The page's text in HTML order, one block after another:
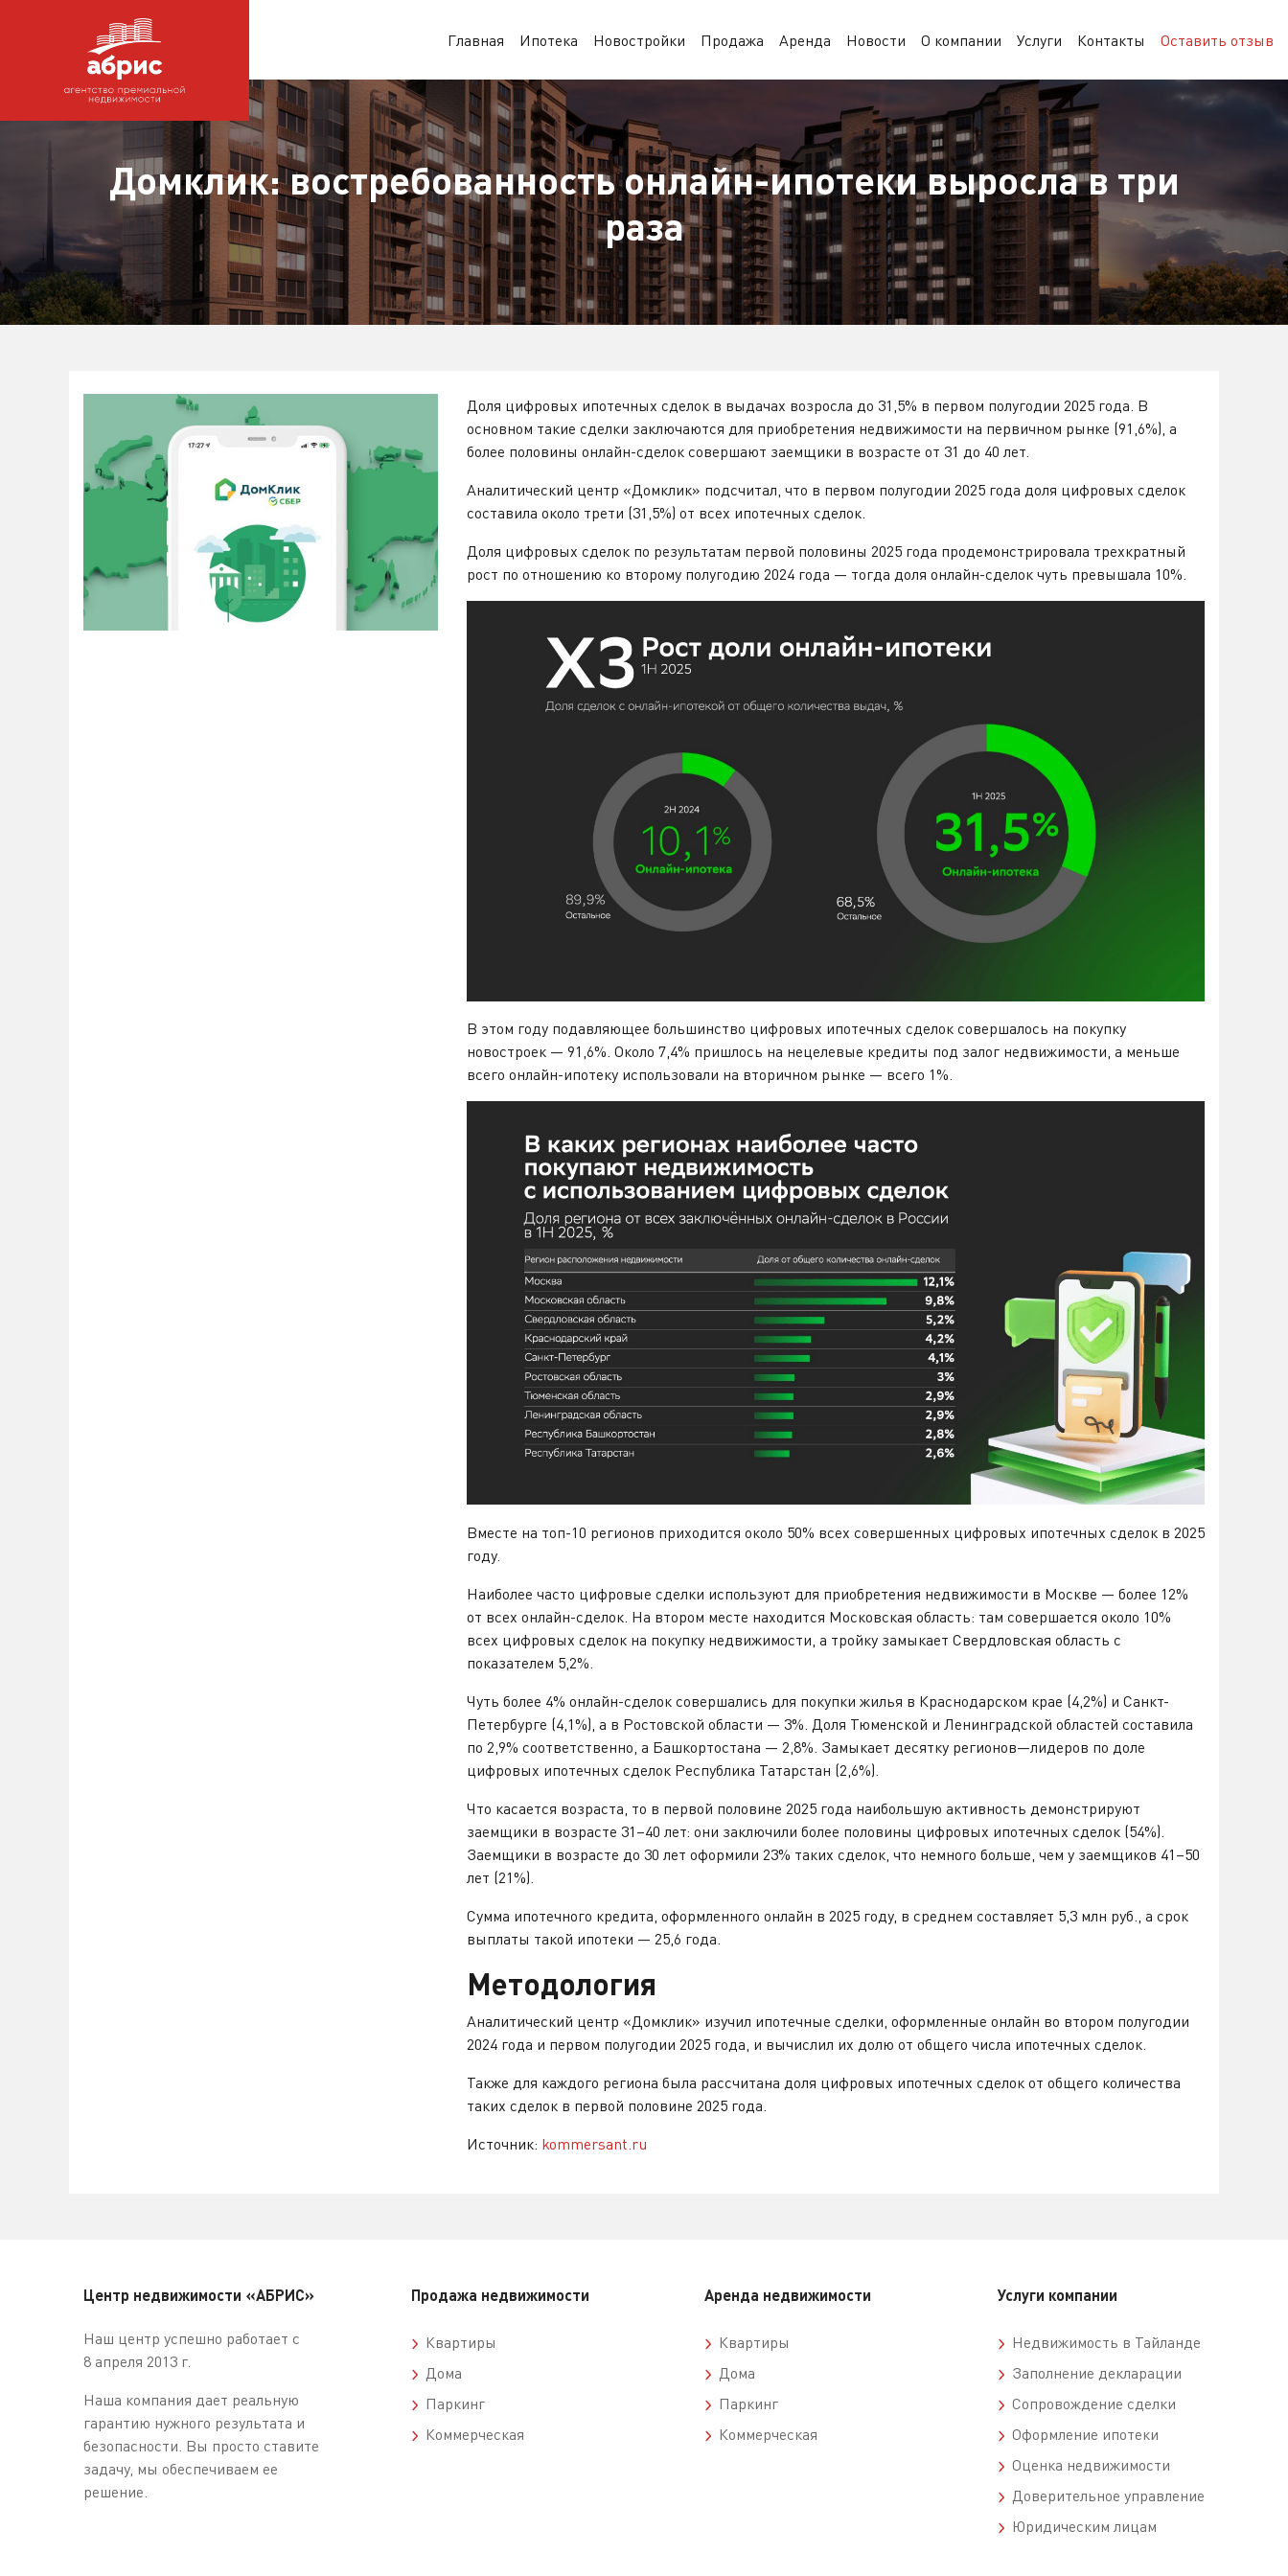
Главная Ипотека Новостройки Продажа Аренда Новости О компании Услуги Контакты Оставить отзыв
Домклик: востребованность онлайн-ипотеки выросла в три
раза
Доля цифровых ипотечных сделок в выдачах возросла до 31,5% в первом полугодии 2025 года. В
основном такие сделки заключаются для приобретения недвижимости на первичном рынке (91,6%), а
более половины онлайн-сделок совершают заемщики в возрасте от 31 до 40 лет.
Аналитический центр «Домклик» подсчитал, что в первом полугодии 2025 года доля цифровых сделок
составила около трети (31,5%) от всех ипотечных сделок.
Доля цифровых сделок по результатам первой половины 2025 года продемонстрировала трехкратный
рост по отношению ко второму полугодию 2024 года — тогда доля онлайн-сделок чуть превышала 10%.
В этом году подавляющее большинство цифровых ипотечных сделок совершалось на покупку
новостроек — 91,6%. Около 7,4% пришлось на нецелевые кредиты под залог недвижимости, а меньше
всего онлайн-ипотеку использовали на вторичном рынке — всего 1%.
Вместе на топ-10 регионов приходится около 50% всех совершенных цифровых ипотечных сделок в 2025
году.
Наиболее часто цифровые сделки используют для приобретения недвижимости в Москве — более 12%
от всех онлайн-сделок. На втором месте находится Московская область: там совершается около 10%
всех цифровых сделок на покупку недвижимости, а тройку замыкает Свердловская область с
показателем 5,2%.
Чуть более 4% онлайн-сделок совершались для покупки жилья в Краснодарском крае (4,2%) и Санкт-
Петербурге (4,1%), а в Ростовской области — 3%. Доля Тюменской и Ленинградской областей составила
по 2,9% соответственно, а Башкортостана — 2,8%. Замыкает десятку регионов—лидеров по доле
цифровых ипотечных сделок Республика Татарстан (2,6%).
Что касается возраста, то в первой половине 2025 года наибольшую активность демонстрируют
заемщики в возрасте 31–40 лет: они заключили более половины цифровых ипотечных сделок (54%).
Заемщики в возрасте до 30 лет оформили 23% таких сделок, что немного больше, чем у заемщиков 41–50
лет (21%).
Сумма ипотечного кредита, оформленного онлайн в 2025 году, в среднем составляет 5,3 млн руб., а срок
выплаты такой ипотеки — 25,6 года.
Методология
Аналитический центр «Домклик» изучил ипотечные сделки, оформленные онлайн во втором полугодии
2024 года и первом полугодии 2025 года, и вычислил их долю от общего числа ипотечных сделок.
Также для каждого региона была рассчитана доля цифровых ипотечных сделок от общего количества
таких сделок в первой половине 2025 года.
Источник: kommersant.ru
Центр недвижимости «АБРИС»
Наш центр успешно работает с
8 апреля 2013 г.
Наша компания дает реальную
гарантию нужного результата и
безопасности. Вы просто ставите
задачу, мы обеспечиваем ее
решение.
Продажа недвижимости
Квартиры
Дома
Паркинг
Коммерческая
Аренда недвижимости
Квартиры
Дома
Паркинг
Коммерческая
Услуги компании
Недвижимость в Тайланде
Заполнение декларации
Сопровождение сделки
Оформление ипотеки
Оценка недвижимости
Доверительное управление
Юридическим лицам